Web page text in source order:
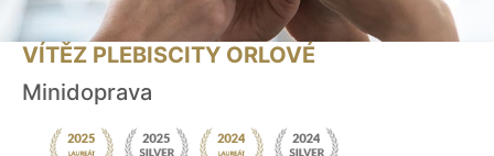
VÍTĚZ PLEBISCITY ORLOVÉ
Minidoprava